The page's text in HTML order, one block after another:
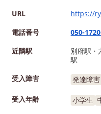
URL
https://
電話番号
050-
近隣駅
別府駅・
駅
受入障害
発達障害
受入年齢 小学生